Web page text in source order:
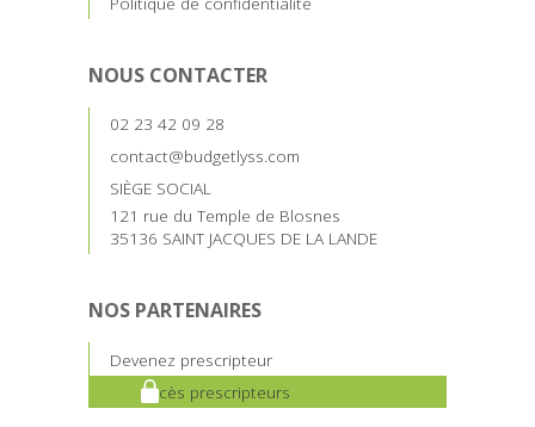
NOUS CONTACTER
02 23 42 09 28
contact@budgetlyss.com
SIÈGE SOCIAL
121 rue du Temple de Blosnes
35136 SAINT JACQUES DE LA LANDE
NOS PARTENAIRES
Devenez prescripteur
Accès prescripteurs